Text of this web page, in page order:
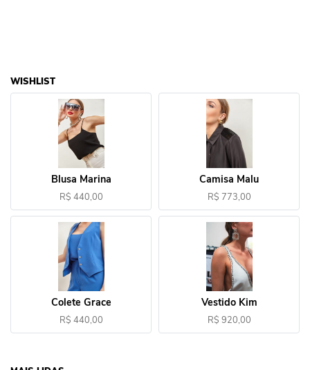
WISHLIST
Blusa Marina
R$ 440,00
Camisa Malu
R$ 773,00
Colete Grace
R$ 440,00
Vestido Kim
R$ 920,00